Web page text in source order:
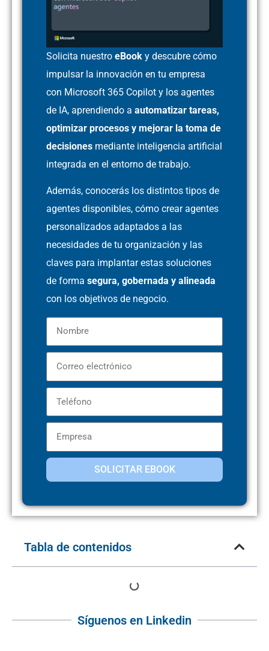
Solicita nuestro eBook y descubre cómo
impulsar la innovación en tu empresa
con Microsoft 365 Copilot y los agentes
de IA, aprendiendo a automatizar tareas,
optimizar procesos y mejorar la toma de
decisiones mediante inteligencia artificial
integrada en el entorno de trabajo.
Además, conocerás los distintos tipos de
agentes disponibles, cómo crear agentes
personalizados adaptados a las
necesidades de tu organización y las
claves para implantar estas soluciones
de forma segura, gobernada y alineada
con los objetivos de negocio.
SOLICITAR EBOOK
Tabla de contenidos
Síguenos en Linkedin